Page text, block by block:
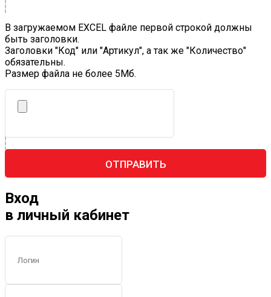
В загружаемом EXCEL файле первой строкой должны
быть заголовки.
Заголовки "Код" или "Артикул", а так же "Количество"
обязательны.
Размер файла не более 5Mб.
ОТПРАВИТЬ
Вход
в личный кабинет